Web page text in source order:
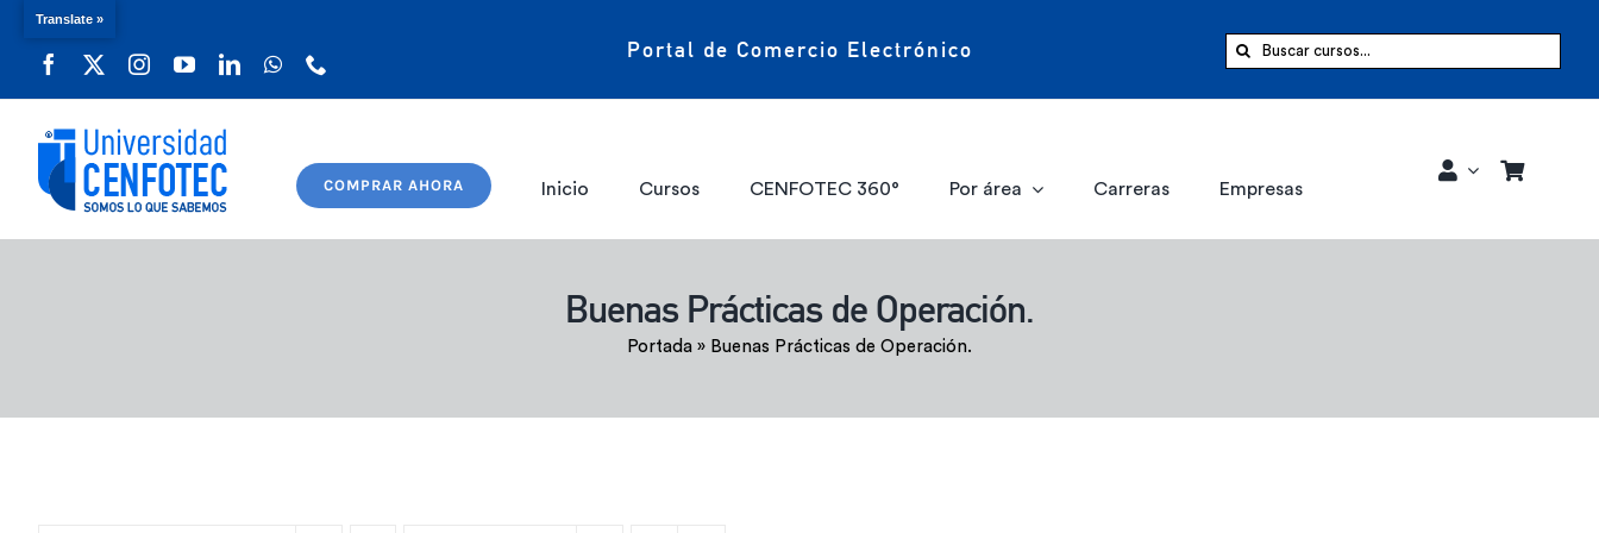
Portal de Comercio Electrónico Buscar:
COMPRAR AHORA Inicio Cursos CENFOTEC 360° Por área Carreras Empresas
Buenas Prácticas de Operación.
Portada » Buenas Prácticas de Operación.
Translate »